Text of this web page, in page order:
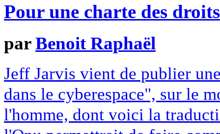
Pour une charte des
parBenoit Raphaël
Jeff Jarvis vient de publier
dans le cyberespace", sur le
l'homme, dont voici la